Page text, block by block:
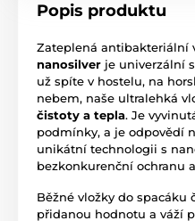
Popis produktu
Zateplená antibakteriální
nanosilver je univerzální
už spíte v hostelu, na
nebem, naše ultralehká
čistoty a tepla. Je
podmínky, a je odpovědí
unikátní technologii s
bezkonkurenční ochranu
Běžné vložky do spacáku
přidanou hodnotu a váží